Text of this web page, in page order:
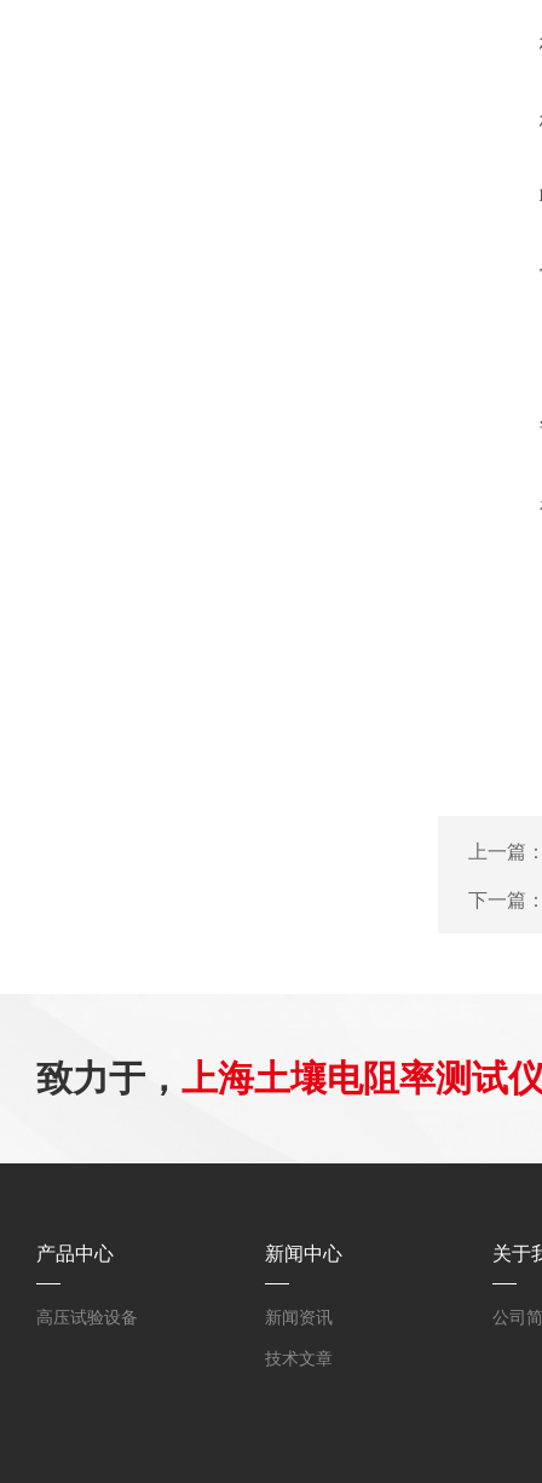
上一篇
下一篇
致力于， 上海土壤电阻率测试
产品中心
高压试验设备
新闻中心
新闻资讯
技术文章
关于
公司